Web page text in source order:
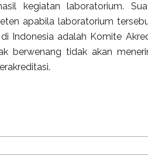
kegiatan laboratorium.
apabila laboratorium
Indonesia adalah Komite
berwenang tidak akan